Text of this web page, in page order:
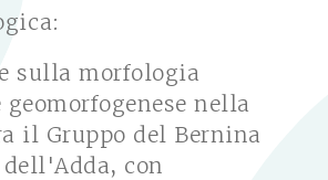
sulla morfologia
nella
il Gruppo del Bernina
con